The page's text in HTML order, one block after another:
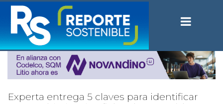
Experta entrega 5 claves para identificar